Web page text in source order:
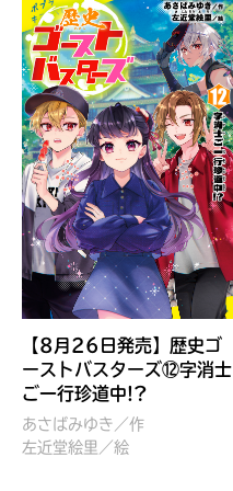
ぼくたちのマインクラフト
冒険記 エンチャント剣
VS暴走モブ
【8月26日発売】歴史ゴ
ーストバスターズ⑫字消士
ご一行珍道中!?
あさばみゆき／作
左近堂絵里／絵